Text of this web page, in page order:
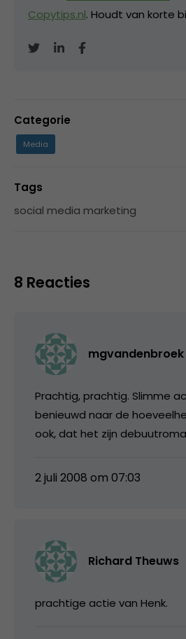
Copytips.nl. Houdt van korte
Categorie
Media
Tags
social media marketing
8 Reacties
mgvandenbroek
Prachtig, prachtig. Slimme
benieuwd naar de
ook, dat het zijn
2 juli 2008 om 07:03
Richard Theuws
prachtige actie van Henk.